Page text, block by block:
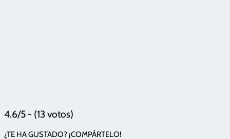
4.6/5 - (13 votos)
¿TE HA GUSTADO? ¡COMPÁRTELO!